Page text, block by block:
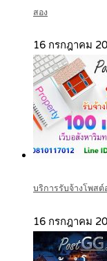
สอง
16 กรกฎาคม
บริการรับจ้างโพสต์
16 กรกฎาคม